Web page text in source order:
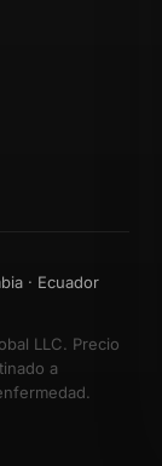
· Ecuador
LLC. Precio
a